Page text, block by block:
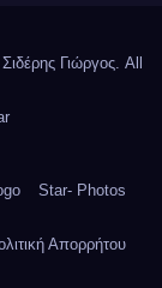
Γιώργος. All
Star- Photos
Απορρήτου